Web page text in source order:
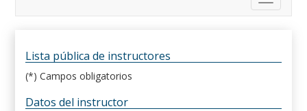
Lista pública de instructores
(*) Campos obligatorios
Datos del instructor